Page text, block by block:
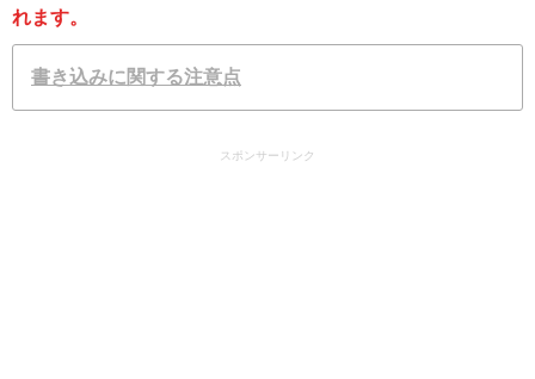
れます。
書き込みに関する注意点
スポンサーリンク